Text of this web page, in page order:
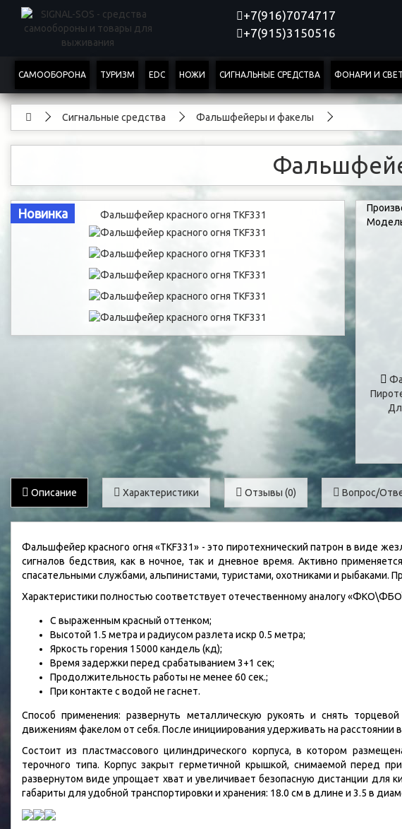
+7(916)7074717
+7(915)3150516
САМООБОРОНА ТУРИЗМ EDC НОЖИ СИГНАЛЬНЫЕ СРЕДСТВА ФОНАРИ И СВЕТ
Сигнальные средства Фальшфейеры и факелы
Новинка
Описание Характеристики Отзывы (0) Вопрос/
Фальшфейер красного огня «TKF331» - это пиротехнический патрон в виде
сигналов бедствия, как в ночное, так и дневное время. Активно
спасательными службами, альпинистами, туристами, охотниками и рыбаками.
Характеристики полностью соответствует отечественному аналогу
С выраженным красный оттенком;
Высотой 1.5 метра и радиусом разлета искр 0.5 метра;
Яркость горения 15000 кандель (кд);
Время задержки перед срабатыванием 3+1 сек;
Продолжительность работы не менее 60 сек.;
При контакте с водой не гаснет.
Способ применения: развернуть металлическую рукоять и снять
движениям факелом от себя. После инициирования удерживать на расстоянии
Состоит из пластмассового цилиндрического корпуса, в котором
терочного типа. Корпус закрыт герметичной крышкой, снимаемой перед
развернутом виде упрощает хват и увеличивает безопасную дистанции для
габариты для удобной транспортировки и хранения: 18.0 см в длине и 3.5 в